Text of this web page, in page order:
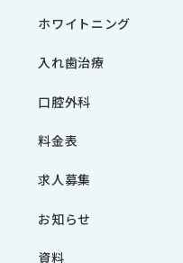
ホワイトニング
入れ歯治療
口腔外科
料金表
求人募集
お知らせ
資料